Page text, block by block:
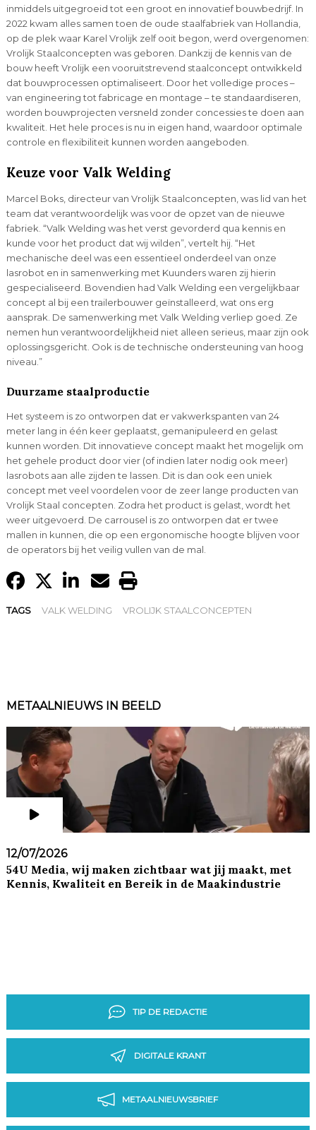
inmiddels uitgegroeid tot een groot en innovatief bouwbedrijf. In
2022 kwam alles samen toen de oude staalfabriek van Hollandia,
op de plek waar Karel Vrolijk zelf ooit begon, werd overgenomen:
Vrolijk Staalconcepten was geboren. Dankzij de kennis van de
bouw heeft Vrolijk een vooruitstrevend staalconcept ontwikkeld
dat bouwprocessen optimaliseert. Door het volledige proces –
van engineering tot fabricage en montage – te standaardiseren,
worden bouwprojecten versneld zonder concessies te doen aan
kwaliteit. Het hele proces is nu in eigen hand, waardoor optimale
controle en flexibiliteit kunnen worden aangeboden.
Keuze voor Valk Welding
Marcel Boks, directeur van Vrolijk Staalconcepten, was lid van het
team dat verantwoordelijk was voor de opzet van de nieuwe
fabriek. “Valk Welding was het verst gevorderd qua kennis en
kunde voor het product dat wij wilden”, vertelt hij. “Het
mechanische deel was een essentieel onderdeel van onze
lasrobot en in samenwerking met Kuunders waren zij hierin
gespecialiseerd. Bovendien had Valk Welding een vergelijkbaar
concept al bij een trailerbouwer geïnstalleerd, wat ons erg
aansprak. De samenwerking met Valk Welding verliep goed. Ze
nemen hun verantwoordelijkheid niet alleen serieus, maar zijn ook
oplossingsgericht. Ook is de technische ondersteuning van hoog
niveau.”
Duurzame staalproductie
Het systeem is zo ontworpen dat er vakwerkspanten van 24
meter lang in één keer geplaatst, gemanipuleerd en gelast
kunnen worden. Dit innovatieve concept maakt het mogelijk om
het gehele product door vier (of indien later nodig ook meer)
lasrobots aan alle zijden te lassen. Dit is dan ook een uniek
concept met veel voordelen voor de zeer lange producten van
Vrolijk Staal concepten. Zodra het product is gelast, wordt het
weer uitgevoerd. De carrousel is zo ontworpen dat er twee
mallen in kunnen, die op een ergonomische hoogte blijven voor
de operators bij het veilig vullen van de mal.
TAGS VALK WELDING VROLIJK STAALCONCEPTEN
METAALNIEUWS IN BEELD
12/07/2026
54U Media, wij maken zichtbaar wat jij maakt, met
Kennis, Kwaliteit en Bereik in de Maakindustrie
TIP DE REDACTIE
DIGITALE KRANT
METAALNIEUWSBRIEF